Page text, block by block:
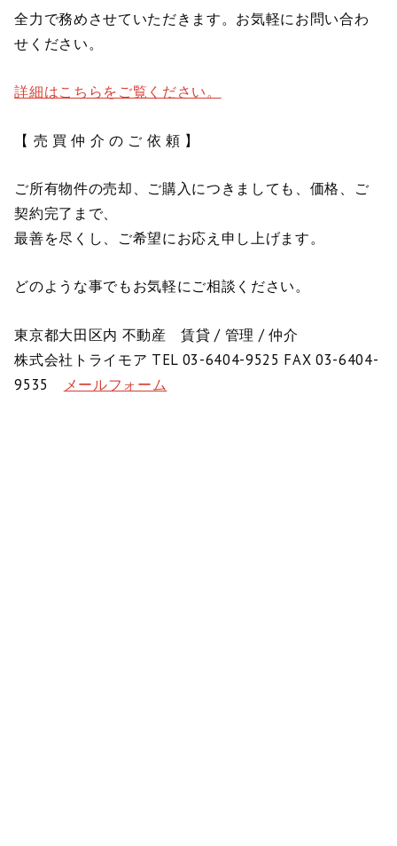
全力で務めさせていただきます。お気軽にお問い合わ
せください。
詳細はこちらをご覧ください。
【 売 買 仲 介 の ご 依 頼 】
ご所有物件の売却、ご購入につきましても、価格、ご
契約完了まで、
最善を尽くし、ご希望にお応え申し上げます。
どのような事でもお気軽にご相談ください。
東京都大田区内 不動産 賃貸 / 管理 / 仲介
株式会社トライモア TEL 03-6404-9525 FAX 03-6404-
9535
メールフォーム